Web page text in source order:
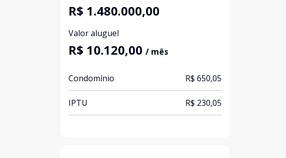
R$ 1.480.000,00
Valor aluguel
R$ 10.120,00 / mês
Condomínio R$ 650,05
IPTU R$ 230,05